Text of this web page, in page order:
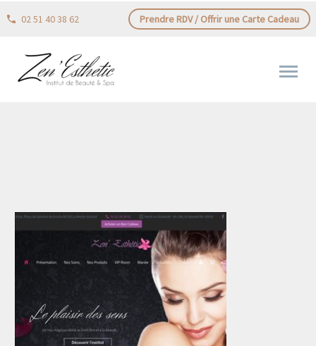
02 51 40 38 62 Prendre RDV / Offrir une Carte Cadeau